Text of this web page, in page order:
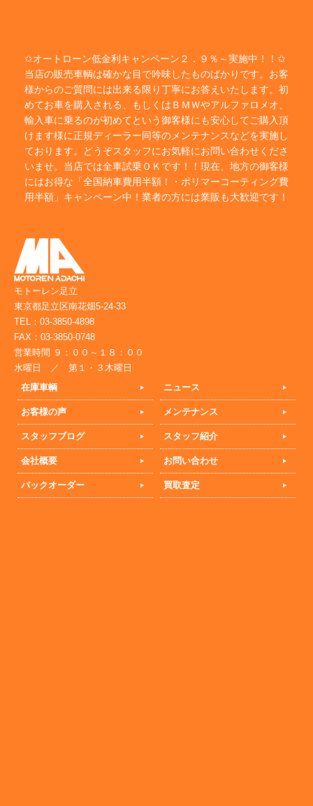
✩オートローン低金利キャンペーン２．９％～実施中！！✩
当店の販売車輌は確かな目で吟味したものばかりです。お客
様からのご質問には出来る限り丁寧にお答えいたします。初
めてお車を購入される、もしくはＢＭＷやアルファロメオ、
輸入車に乗るのが初めてという御客様にも安心してご購入頂
けます様に正規ディーラー同等のメンテナンスなどを実施し
ております。どうぞスタッフにお気軽にお問い合わせくださ
いませ。当店では全車試乗ＯＫです！！現在、地方の御客様
にはお得な「全国納車費用半額！・ポリマーコーティング費
用半額」キャンペーン中！業者の方には業販も大歓迎です！
モトーレン足立
東京都足立区南花畑5-24-33
TEL：03-3850-4898
FAX：03-3850-0748
営業時間 ９：００～１８：００
水曜日 ／ 第１・３木曜日
在庫車輌
ニュース
お客様の声 メンテナンス
スタッフブログ スタッフ紹介
会社概要 お問い合わせ
バックオーダー 買取査定